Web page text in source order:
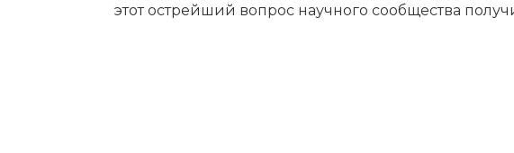
этот ост­рей­ший во­прос на­уч­но­го со­об­ще­ства